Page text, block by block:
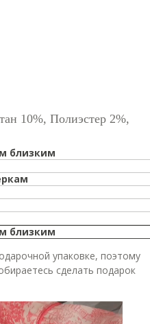
10%, Полиэстер 2%,
близким
близким
упаковке, поэтому
сделать подарок